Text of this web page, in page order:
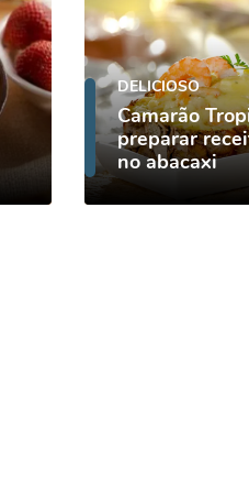
DELICIOSO
Camarão
preparar
no abacaxi